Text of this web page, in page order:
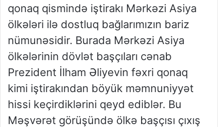
qonaq qismində iştirakı Mərkəzi Asiya
ölkələri ilə dostluq bağlarımızın bariz
nümunəsidir. Burada Mərkəzi Asiya
ölkələrinin dövlət başçıları cənab
Prezident İlham Əliyevin fəxri qonaq
kimi iştirakından böyük məmnuniyyət
hissi keçirdiklərini qeyd ediblər. Bu
Məşvərət görüşündə ölkə başçısı çıxış